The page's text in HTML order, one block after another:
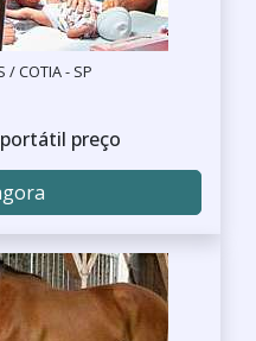
/ COTIA - SP
preço